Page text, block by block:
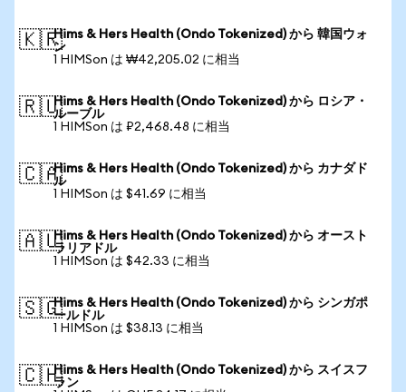
🇰🇷Hims & Hers Health (Ondo Tokenized) から 韓国ウォ
ン
1 HIMSon は ₩42,205.02 に相当
🇷🇺Hims & Hers Health (Ondo Tokenized) から ロシア・
ルーブル
1 HIMSon は ₽2,468.48 に相当
🇨🇦Hims & Hers Health (Ondo Tokenized) から カナダド
ル
1 HIMSon は $41.69 に相当
🇦🇺Hims & Hers Health (Ondo Tokenized) から オースト
ラリアドル
1 HIMSon は $42.33 に相当
🇸🇬Hims & Hers Health (Ondo Tokenized) から シンガポ
ールドル
1 HIMSon は $38.13 に相当
🇨🇭Hims & Hers Health (Ondo Tokenized) から スイスフ
ラン